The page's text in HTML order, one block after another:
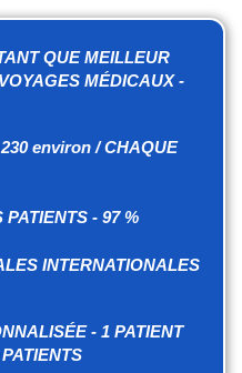
QUE MEILLEUR
MÉDICAUX -
environ / CHAQUE
PATIENTS - 97 %
INTERNATIONALES
- 1 PATIENT